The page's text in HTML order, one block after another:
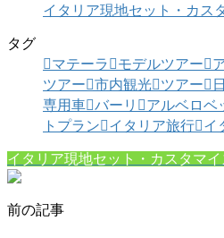
イタリア現地セット・カス
タグ
マテーラ
モデルツアー
ツアー
市内観光 ツアー
専用車 バーリ アルベロベ
トプラン
イタリア旅行 イ
イタリア現地セット・カスタマ
前の記事